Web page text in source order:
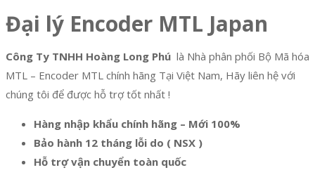
Đại lý Encoder MTL Japan
Công Ty TNHH Hoàng Long Phú là Nhà phân phối Bộ Mã hóa
MTL – Encoder MTL chính hãng Tại Việt Nam, Hãy liên hệ với
chúng tôi để được hỗ trợ tốt nhất !
Hàng nhập khẩu chính hãng – Mới 100%
Bảo hành 12 tháng lỗi do ( NSX )
Hỗ trợ vận chuyển toàn quốc